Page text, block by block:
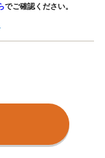
でご確認ください。